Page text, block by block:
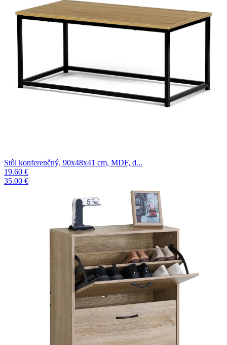
Stôl konferenčný, 90x48x41 cm, MDF, d...
19.60 €
35.00 €